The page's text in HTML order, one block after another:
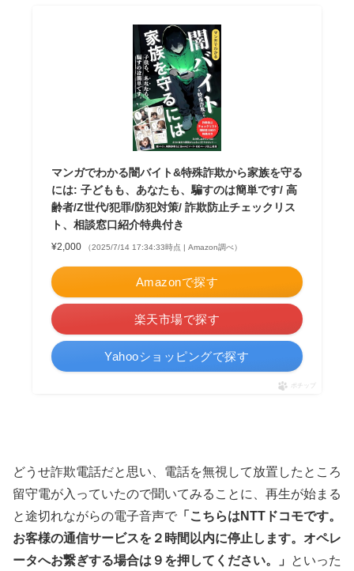
マンガでわかる闇バイト&特殊詐欺から家族を守る
には: 子どもも、あなたも、騙すのは簡単です/ 高
齢者/Z世代/犯罪/防犯対策/ 詐欺防止チェックリス
ト、相談窓口紹介特典付き
¥2,000 （2025/7/14 17:34:33時点 | Amazon調べ）
Amazonで探す
楽天市場で探す
Yahooショッピングで探す
ポチップ
どうせ詐欺電話だと思い、電話を無視して放置したところ
留守電が入っていたので聞いてみることに、再生が始まる
と途切れながらの電子音声で 「こちらはNTTドコモです。
お客様の通信サービスを２時間以内に停止します。オペレ
ータへお繋ぎする場合は９を押してください。」
といった